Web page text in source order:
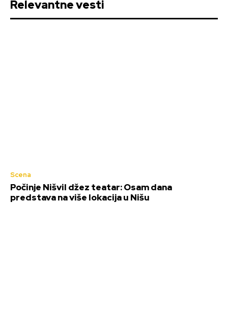
Relevantne vesti
Scena
Počinje Nišvil džez teatar: Osam dana
predstava na više lokacija u Nišu